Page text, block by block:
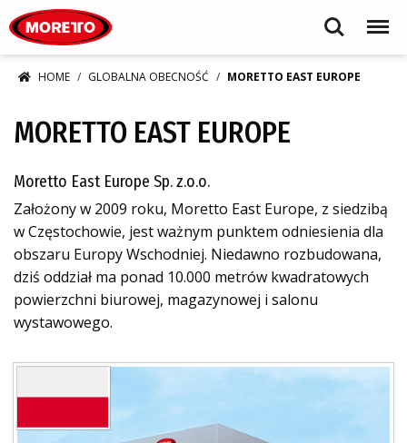
Search Menu
HOME GLOBALNA OBECNOŚĆ MORETTO EAST EUROPE
MORETTO EAST EUROPE
Moretto East Europe Sp. z.o.o.
Założony w 2009 roku, Moretto East Europe, z siedzibą
w Częstochowie, jest ważnym punktem odniesienia dla
obszaru Europy Wschodniej. Niedawno rozbudowana,
dziś oddział ma ponad 10.000 metrów kwadratowych
powierzchni biurowej, magazynowej i salonu
wystawowego.